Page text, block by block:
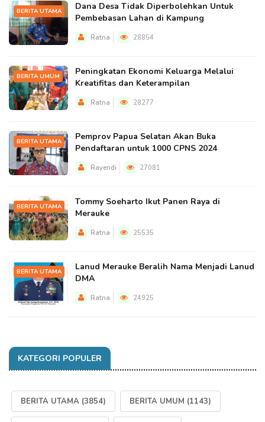
BERITA UTAMA
Dana Desa Tidak Diperbolehkan Untuk
Pembebasan Lahan di Kampung
Ratna 28854
BERITA UMUM
Peningkatan Ekonomi Keluarga Melalui
Kreatifitas dan Keterampilan
Ratna 28277
BERITA UTAMA
Pemprov Papua Selatan Akan Buka
Pendaftaran untuk 1000 CPNS 2024
Rayendi 27081
BERITA UTAMA
Tommy Soeharto Ikut Panen Raya di
Merauke
Ratna 25535
BERITA UTAMA
Lanud Merauke Beralih Nama Menjadi Lanud
DMA
Ratna 24925
KATEGORI POPULER
BERITA UTAMA (3854) BERITA UMUM (1143)